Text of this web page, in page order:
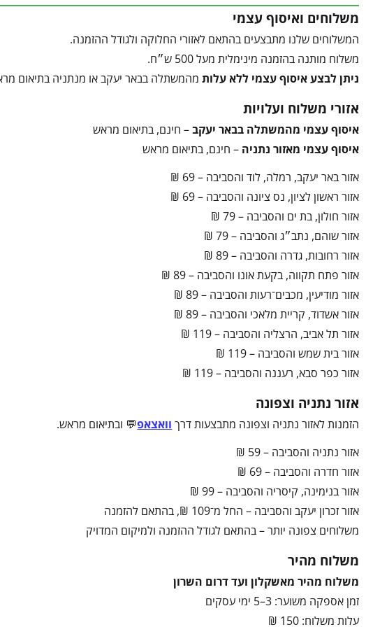
משלוחים ואיסוף עצמי
המשלוחים שלנו מתבצעים בהתאם לאזורי החלוקה ולגודל ההזמנה.
משלוח מותנה בהזמנה מינימלית מעל 500 ש״ח.
ניתן לבצע איסוף עצמי ללא עלותמהמשתלה בבאר יעקב או מנתניה בתיאום
אזורי משלוח ועלויות
איסוף עצמי מהמשתלה בבאר יעקב– חינם, בתיאום מראש
איסוף עצמי מאזור נתניה – חינם, בתיאום מראש
אזור באר יעקב, רמלה, לוד והסביבה – 69 ₪
אזור ראשון לציון, נס ציונה והסביבה – 69 ₪
אזור חולון, בת ים והסביבה – 79 ₪
אזור שוהם, נתב״ג והסביבה – 79 ₪
אזור רחובות, גדרה והסביבה – 89 ₪
אזור פתח תקווה, בקעת אונו והסביבה – 89 ₪
אזור מודיעין, מכבים־רעות והסביבה – 89 ₪
אזור אשדוד, קריית מלאכי והסביבה – 89 ₪
אזור תל אביב, הרצליה והסביבה – 119 ₪
אזור בית שמש והסביבה – 119 ₪
אזור כפר סבא, רעננה והסביבה – 119 ₪
אזור נתניה וצפונה
הזמנות לאזור נתניה וצפונה מתבצעות דרך וואצאפ💬 ובתיאום מראש.
אזור נתניה והסביבה – 59 ₪
אזור חדרה והסביבה – 69 ₪
אזור בנימינה, קיסריה והסביבה – 99 ₪
אזור זכרון יעקב והסביבה – החל מ־109 ₪, בהתאם להזמנה
משלוחים צפונה יותר – בהתאם לגודל ההזמנה ולמיקום המדויק
משלוח מהיר
משלוח מהיר מאשקלון ועד דרום השרון
זמן אספקה משוער: 3–5 ימי עסקים
עלות משלוח: 150 ₪